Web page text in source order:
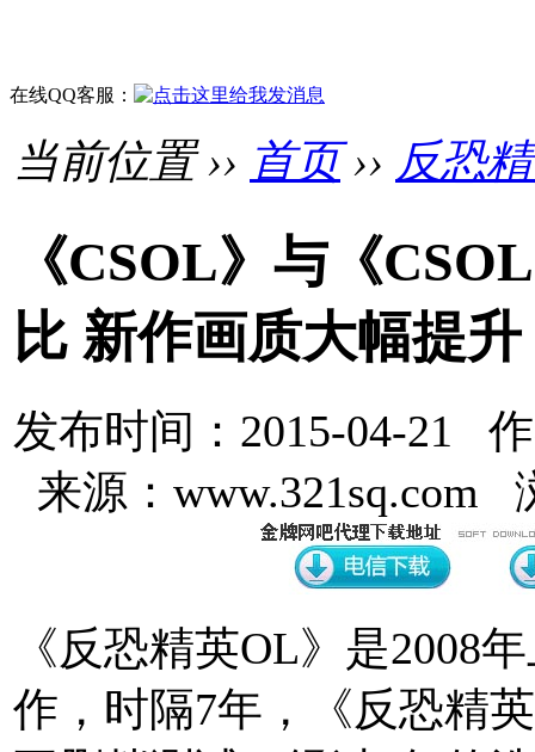
在线QQ客服：
当前位置 ›› 首页›› 反恐
《CSOL》与《
比 新作画质大幅提升
发布时间：2015-04-21
来源：www.321sq.com
《反恐精英OL》是2008
作，时隔7年，《反恐精